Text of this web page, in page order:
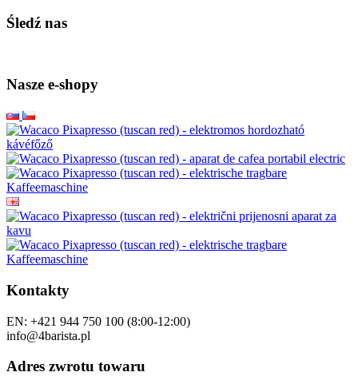
Śledź nas
Nasze e-shopy
Kontakty
EN: +421 944 750 100 (8:00-12:00)
info@4barista.pl
Adres zwrotu towaru